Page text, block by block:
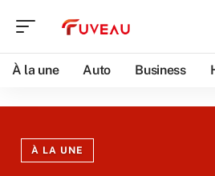
À la une Auto Business
À LA UNE